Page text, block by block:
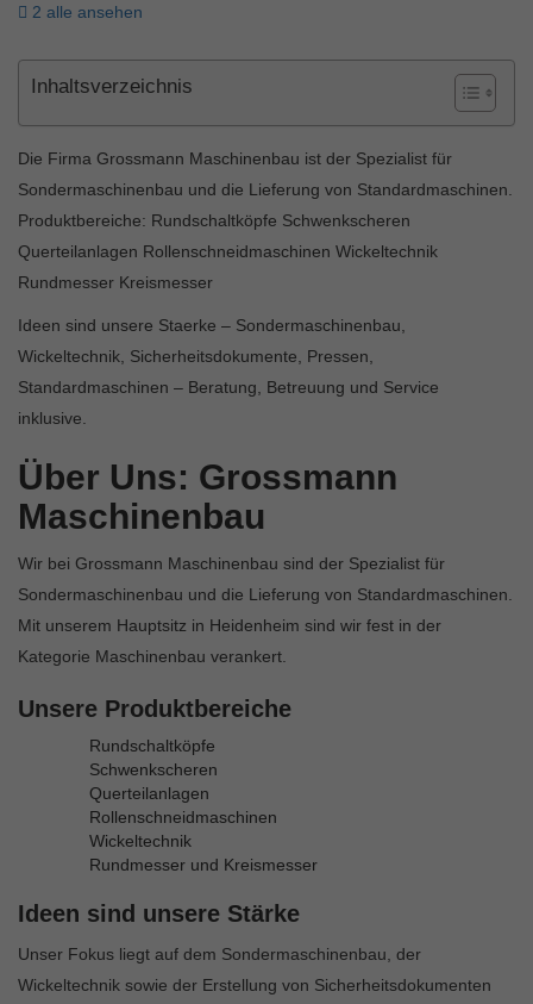
2 alle ansehen
Inhaltsverzeichnis
Die Firma Grossmann Maschinenbau ist der Spezialist für
Sondermaschinenbau und die Lieferung von Standardmaschinen.
Produktbereiche: Rundschaltköpfe Schwenkscheren
Querteilanlagen Rollenschneidmaschinen Wickeltechnik
Rundmesser Kreismesser
Ideen sind unsere Staerke – Sondermaschinenbau,
Wickeltechnik, Sicherheitsdokumente, Pressen,
Standardmaschinen – Beratung, Betreuung und Service
inklusive.
Über Uns: Grossmann
Maschinenbau
Wir bei Grossmann Maschinenbau sind der Spezialist für
Sondermaschinenbau und die Lieferung von Standardmaschinen.
Mit unserem Hauptsitz in Heidenheim sind wir fest in der
Kategorie Maschinenbau verankert.
Unsere Produktbereiche
Rundschaltköpfe
Schwenkscheren
Querteilanlagen
Rollenschneidmaschinen
Wickeltechnik
Rundmesser und Kreismesser
Ideen sind unsere Stärke
Unser Fokus liegt auf dem Sondermaschinenbau, der
Wickeltechnik sowie der Erstellung von Sicherheitsdokumenten